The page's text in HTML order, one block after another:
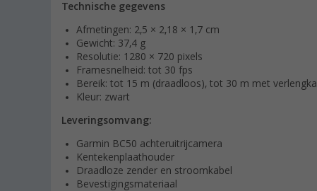
Technische gegevens
Afmetingen: 2,5 × 2,18 × 1,7 cm
Gewicht: 37,4 g
Resolutie: 1280 × 720 pixels
Framesnelheid: tot 30 fps
Bereik: tot 15 m (draadloos), tot 30 m met
Kleur: zwart
Leveringsomvang:
Garmin BC50 achteruitrijcamera
Kentekenplaathouder
Draadloze zender en stroomkabel
Bevestigingsmateriaal